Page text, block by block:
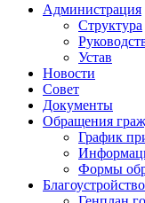
Администрация
Структура
Устав
Новости
Совет
Документы
Обращения
График
Формы